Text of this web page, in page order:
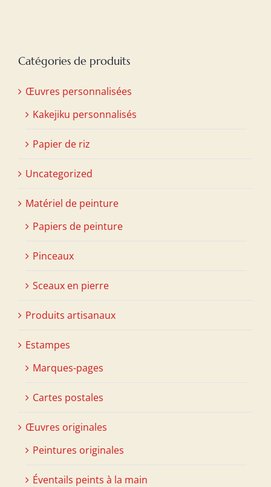
Catégories de produits
Œuvres personnalisées
Kakejiku personnalisés
Papier de riz
Uncategorized
Matériel de peinture
Papiers de peinture
Pinceaux
Sceaux en pierre
Produits artisanaux
Estampes
Marques-pages
Cartes postales
Œuvres originales
Peintures originales
Éventails peints à la main